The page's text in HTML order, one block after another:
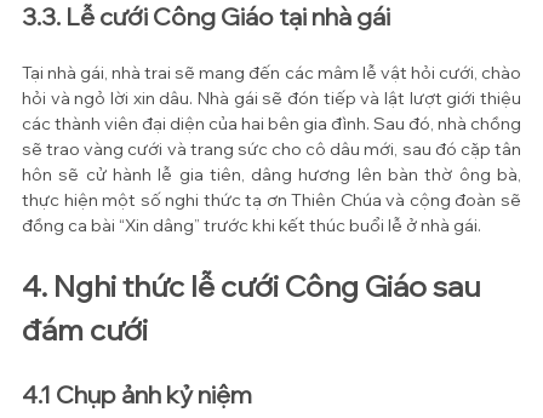
3.3. Lễ cưới Công Giáo tại nhà gái
Tại nhà gái, nhà trai sẽ mang đến các mâm lễ vật hỏi cưới, chào
hỏi và ngỏ lời xin dâu. Nhà gái sẽ đón tiếp và lật lượt giới thiệu
các thành viên đại diện của hai bên gia đình. Sau đó, nhà chồng
sẽ trao vàng cưới và trang sức cho cô dâu mới, sau đó cặp tân
hôn sẽ cử hành lễ gia tiên, dâng hương lên bàn thờ ông bà,
thực hiện một số nghi thức tạ ơn Thiên Chúa và cộng đoàn sẽ
đồng ca bài “Xin dâng” trước khi kết thúc buổi lễ ở nhà gái.
4. Nghi thức lễ cưới Công Giáo sau
đám cưới
4.1 Chụp ảnh kỷ niệm